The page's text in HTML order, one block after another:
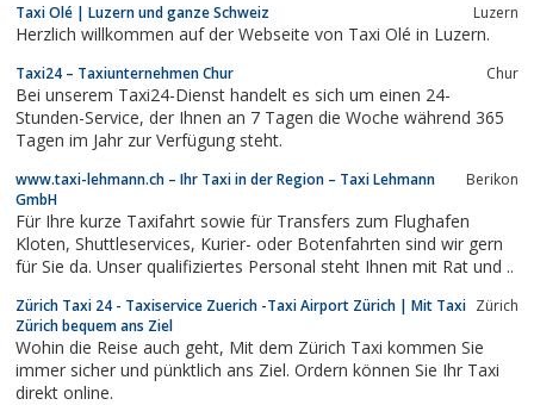
Taxi Olé | Luzern und ganze Schweiz Luzern
Herzlich willkommen auf der Webseite von Taxi Olé in Luzern.
Taxi24 – Taxiunternehmen Chur Chur
Bei unserem Taxi24-Dienst handelt es sich um einen 24-
Stunden-Service, der Ihnen an 7 Tagen die Woche während 365
Tagen im Jahr zur Verfügung steht.
www.taxi-lehmann.ch – Ihr Taxi in der Region – Taxi Lehmann
GmbH
Berikon
Für Ihre kurze Taxifahrt sowie für Transfers zum Flughafen
Kloten, Shuttleservices, Kurier- oder Botenfahrten sind wir gern
für Sie da. Unser qualifiziertes Personal steht Ihnen mit Rat und ..
Zürich Taxi 24 - Taxiservice Zuerich -Taxi Airport Zürich | Mit Taxi
Zürich bequem ans Ziel
Zürich
Wohin die Reise auch geht, Mit dem Zürich Taxi kommen Sie
immer sicher und pünktlich ans Ziel. Ordern können Sie Ihr Taxi
direkt online.